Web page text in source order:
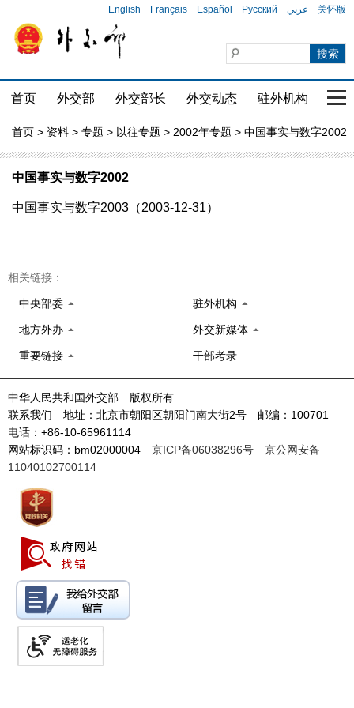
English Français Español Русский عربي 关怀版
首页 外交部 外交部长 外交动态 驻外机构 国
首页 > 资料 > 专题 > 以往专题 > 2002年专题 > 中国事实与数字2002
中国事实与数字2002
中国事实与数字2003（2003-12-31）
相关链接：
中央部委 驻外机构
地方外办 外交新媒体
重要链接 干部考录
中华人民共和国外交部 版权所有
联系我们 地址：北京市朝阳区朝阳门南大街2号 邮编：100701
电话：+86-10-65961114
网站标识码：bm02000004 京ICP备06038296号
京公网安备
11040102700114